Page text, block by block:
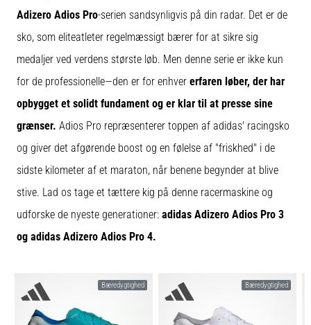
smidighed
og
retningsskift.
Hvordan
udføres
den
korrekt,
bruges
den…
6. 8. 2026
8 min. Læsning
Løberknæ:
forebyggelse
Adizero Adios Pro-serien sandsynligvis på din radar. Det er de
sko, som eliteatleter regelmæssigt bærer for at sikre sig
medaljer ved verdens største løb. Men denne serie er ikke kun
for de professionelle—den er for enhver erfaren løber, der har
opbygget et solidt fundament og er klar til at presse sine
grænser. Adios Pro repræsenterer toppen af adidas' racingsko
og giver det afgørende boost og en følelse af "friskhed" i de
sidste kilometer af et maraton, når benene begynder at blive
stive. Lad os tage et tættere kig på denne racermaskine og
udforske de nyeste generationer: adidas Adizero Adios Pro 3
og adidas Adizero Adios Pro 4.
Bæredygtighed Bæredygtighed